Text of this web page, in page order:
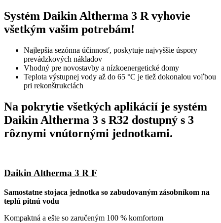
Systém Daikin Altherma 3 R vyhovie
všetkým vašim potrebám!
Najlepšia sezónna účinnosť, poskytuje najvyššie úspory
prevádzkových nákladov
Vhodný pre novostavby a nízkoenergetické domy
Teplota výstupnej vody až do 65 °C je tiež dokonalou voľbou
pri rekonštrukciách
Na pokrytie všetkých aplikácií je systém
Daikin Altherma 3 s R32 dostupný s 3
rôznymi vnútornými jednotkami.
Daikin Altherma 3 R F
Samostatne stojaca jednotka so zabudovaným zásobníkom na
teplú pitnú vodu
Kompaktná a ešte so zaručeným 100 % komfortom